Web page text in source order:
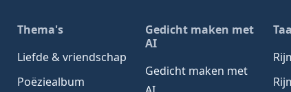
Thema's
Liefde & vriendschap
Poëziealbum
Gedicht maken met
AI
Gedicht maken met